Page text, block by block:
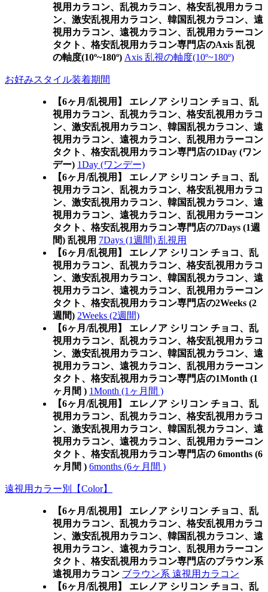
視用カラコン、乱視カラコン、格安乱視用カラコ
ン、激安乱視用カラコン、韓国乱視カラコン、遠
視用カラコン、遠視カラコン、乱視用カラーコン
タクト、格安乱視用カラコン専門店のAxis 乱視
の軸度(10º~180º) Axis 乱視の軸度(10º~180º)
お好みスタイル装着期間
【6ヶ月/乱視用】 エレノア シリコン チョコ、乱
視用カラコン、乱視カラコン、格安乱視用カラコ
ン、激安乱視用カラコン、韓国乱視カラコン、遠
視用カラコン、遠視カラコン、乱視用カラーコン
タクト、格安乱視用カラコン専門店の1Day (ワン
デー) 1Day (ワンデー)
【6ヶ月/乱視用】 エレノア シリコン チョコ、乱
視用カラコン、乱視カラコン、格安乱視用カラコ
ン、激安乱視用カラコン、韓国乱視カラコン、遠
視用カラコン、遠視カラコン、乱視用カラーコン
タクト、格安乱視用カラコン専門店の7Days (1週
間) 乱視用 7Days (1週間) 乱視用
【6ヶ月/乱視用】 エレノア シリコン チョコ、乱
視用カラコン、乱視カラコン、格安乱視用カラコ
ン、激安乱視用カラコン、韓国乱視カラコン、遠
視用カラコン、遠視カラコン、乱視用カラーコン
タクト、格安乱視用カラコン専門店の2Weeks (2
週間) 2Weeks (2週間)
【6ヶ月/乱視用】 エレノア シリコン チョコ、乱
視用カラコン、乱視カラコン、格安乱視用カラコ
ン、激安乱視用カラコン、韓国乱視カラコン、遠
視用カラコン、遠視カラコン、乱視用カラーコン
タクト、格安乱視用カラコン専門店の1Month (1
ヶ月間 ) 1Month (1ヶ月間 )
【6ヶ月/乱視用】 エレノア シリコン チョコ、乱
視用カラコン、乱視カラコン、格安乱視用カラコ
ン、激安乱視用カラコン、韓国乱視カラコン、遠
視用カラコン、遠視カラコン、乱視用カラーコン
タクト、格安乱視用カラコン専門店の 6months (6
ヶ月間 ) 6months (6ヶ月間 )
遠視用カラー別【Color】
【6ヶ月/乱視用】 エレノア シリコン チョコ、乱
視用カラコン、乱視カラコン、格安乱視用カラコ
ン、激安乱視用カラコン、韓国乱視カラコン、遠
視用カラコン、遠視カラコン、乱視用カラーコン
タクト、格安乱視用カラコン専門店のブラウン系
遠視用カラコン ブラウン系 遠視用カラコン
【6ヶ月/乱視用】 エレノア シリコン チョコ、乱